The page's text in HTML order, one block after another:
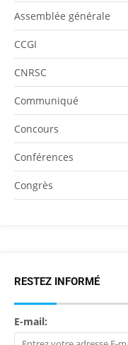
Assemblée générale
CCGI
CNRSC
Communiqué
Concours
Conférences
Congrès
RESTEZ INFORMÉ
E-mail: